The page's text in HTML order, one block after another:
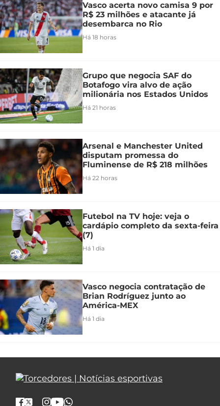
Vasco acerta novo camisa 9 por
R$ 23 milhões e atacante já
desembarca no Rio
Há 18 horas
Grupo que negocia SAF do
Botafogo vira alvo de ação
milionária nos Estados Unidos
Há 21 horas
Arsenal e Manchester United
disputam promessa do
Fluminense de R$ 218 milhões
Há 22 horas
Futebol na TV hoje: veja o
cardápio completo da sexta-feira
(7)
Há 1 dia
Vasco negocia contratação de
Brian Rodríguez junto ao
América-MEX
Há 1 dia